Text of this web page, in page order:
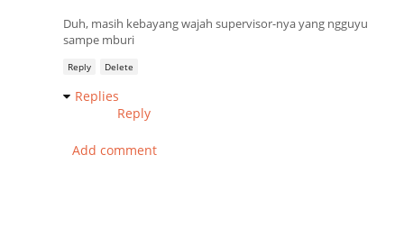
Duh, masih kebayang wajah supervisor-nya yang ngguyu
sampe mburi
Reply Delete
Replies
Reply
Add comment